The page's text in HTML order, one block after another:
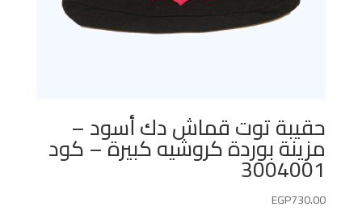
حقيبة توت قماش دك أسود –
مزينة بوردة كروشيه كبيرة – كود
3004001
EGP730.00